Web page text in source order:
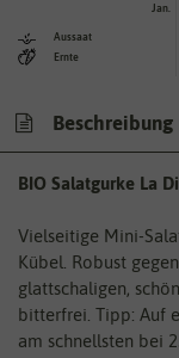
Aussaat
Ernte
Jan.
Beschreibung
BIO Salatgurke La
Vielseitige Mini-
Kübel. Robust
glattschaligen,
bitterfrei. Tipp: Auf
am schnellsten bei